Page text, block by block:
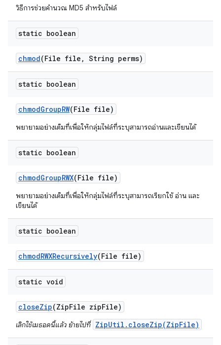
วิธีการช่วยคำนวณ MD5 สำหรับไฟล์
static boolean
chmod(File file , String perms)
static boolean
chmodGroupRW(File file)
พยายามอย่างเต็มที่เพื่อให้กลุ่มไฟล์ที่ระบุสามารถอ่านและเขียนได้
static boolean
chmodGroupRWX(File file)
พยายามอย่างเต็มที่เพื่อให้กลุ่มไฟล์ที่ระบุสามารถเรียกใช้ อ่าน และ
เขียนได้
static boolean
chmodRWXRecursively(File file)
static void
closeZip(ZipFile zipFile)
เลิกใช้เมธอดนี้แล้ว ย้ายไปที่ ZipUtil.closeZip(ZipFile)